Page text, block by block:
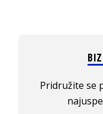
Pridružite se